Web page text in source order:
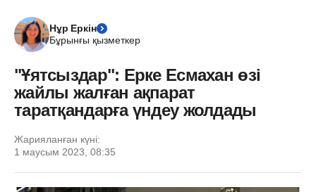
Нұр Еркін
Бұрынғы қызметкер
"Ұятсыздар": Ерке Есмахан өзі
жайлы жалған ақпарат
таратқандарға үндеу жолдады
Жарияланған күні:
1 маусым 2023, 08:35